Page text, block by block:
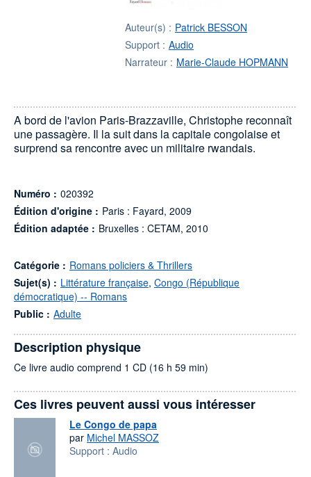
Auteur(s) : Patrick BESSON
Support : Audio
Narrateur : Marie-Claude HOPMANN
A bord de l'avion Paris-Brazzaville, Christophe reconnaît
une passagère. Il la suit dans la capitale congolaise et
surprend sa rencontre avec un militaire rwandais.
Numéro : 020392
Édition d'origine : Paris : Fayard, 2009
Édition adaptée : Bruxelles : CETAM, 2010
Catégorie : Romans policiers & Thrillers
Sujet(s) : Littérature française, Congo (République
démocratique) -- Romans
Public : Adulte
Description physique
Ce livre audio comprend 1 CD (16 h 59 min)
Ces livres peuvent aussi vous intéresser
Le Congo de papa
par Michel MASSOZ
Support : Audio